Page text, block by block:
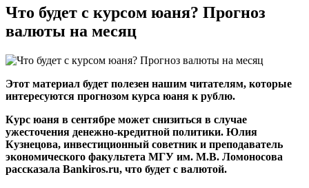
Что будет с курсом юаня? Прогноз
валюты на месяц
Этот материал будет полезен нашим читателям, которые
интересуются прогнозом курса юаня к рублю.
Курс юаня в сентябре может снизиться в случае
ужесточения денежно-кредитной политики. Юлия
Кузнецова, инвестиционный советник и преподаватель
экономического факультета МГУ им. М.В. Ломоносова
рассказала Bankiros.ru, что будет с валютой.